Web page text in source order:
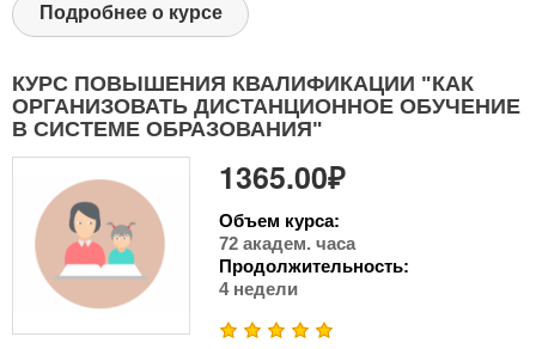
Подробнее о курсе
КУРС ПОВЫШЕНИЯ КВАЛИФИКАЦИИ "КАК
ОРГАНИЗОВАТЬ ДИСТАНЦИОННОЕ ОБУЧЕНИЕ
В СИСТЕМЕ ОБРАЗОВАНИЯ"
1365.00₽
Объем курса:
72 академ. часа
Продолжительность:
4 недели